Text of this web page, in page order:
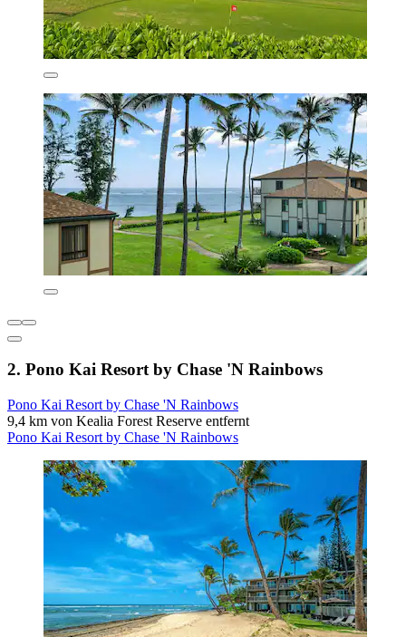
2. Pono Kai Resort by Chase 'N Rainbows
Pono Kai Resort by Chase 'N Rainbows
9,4 km von Kealia Forest Reserve entfernt
Pono Kai Resort by Chase 'N Rainbows